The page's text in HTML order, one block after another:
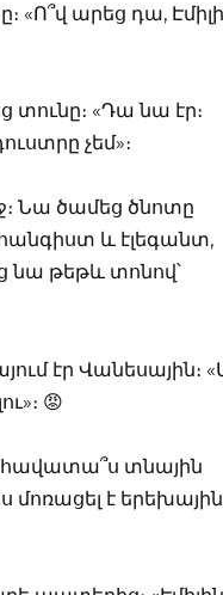
արեց դա,
տունը։ «Դա նա էր։
չեմ»։
Նա ծամեց ծնոտը
և էլեգանտ,
նա թեթև տոնով՝
էր Վանեսային։
😡
տնային
է երեխային